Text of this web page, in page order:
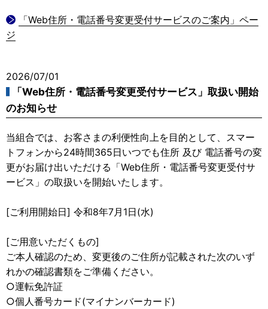
「Web住所・電話番号変更受付サービスのご案内」ペー
ジ
2026/07/01
「Web住所・電話番号変更受付サービス」取扱い開始
のお知らせ
当組合では、お客さまの利便性向上を目的として、スマー
トフォンから24時間365日いつでも住所 及び 電話番号の変
更がお届け出いただける「Web住所・電話番号変更受付サ
ービス」の取扱いを開始いたします。
[ご利用開始日] 令和8年7月1日(水)
[ご用意いただくもの]
ご本人確認のため、変更後のご住所が記載された次のいず
れかの確認書類をご準備ください。
○運転免許証
○個人番号カード(マイナンバーカード)